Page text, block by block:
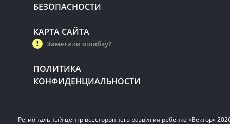
БЕЗОПАСНОСТИ
КАРТА САЙТА
Заметили ошибку?
ПОЛИТИКА
КОНФИДЕНЦИАЛЬНОСТИ
Региональный центр всестороннего развития ребенка «Вектор»